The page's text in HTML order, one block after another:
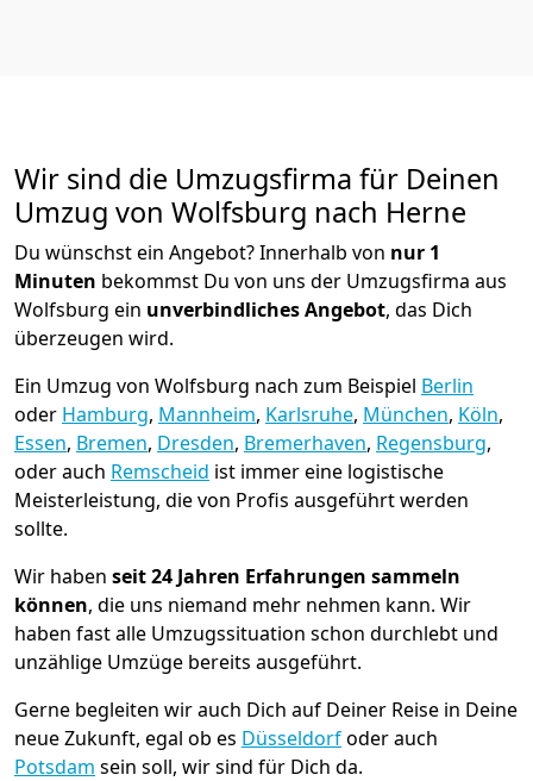
Wir sind die Umzugsfirma für Deinen
Umzug von Wolfsburg nach Herne
Du wünschst ein Angebot? Innerhalb von nur 1
Minuten bekommst Du von uns der Umzugsfirma aus
Wolfsburg ein unverbindliches Angebot, das Dich
überzeugen wird.
Ein Umzug von Wolfsburg nach zum Beispiel Berlin
oder Hamburg, Mannheim, Karlsruhe, München, Köln,
Essen, Bremen, Dresden, Bremer­haven, Regensburg,
oder auch Remscheid ist immer eine logistische
Meisterleistung, die von Profis ausgeführt werden
sollte.
Wir haben seit24 Jahren Erfahrungen sammeln
können, die uns niemand mehr nehmen kann. Wir
haben fast alle Umzugssituation schon durchlebt und
unzählige Umzüge bereits ausgeführt.
Gerne begleiten wir auch Dich auf Deiner Reise in Deine
neue Zukunft, egal ob es Düsseldorfoder auch
Potsdam sein soll, wir sind für Dich da.